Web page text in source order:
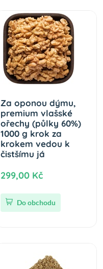
Za oponou dýmu,
premium vlašské
ořechy (půlky 60%)
1000 g krok za
krokem vedou k
čistšímu já
299,00 Kč
Do obchodu